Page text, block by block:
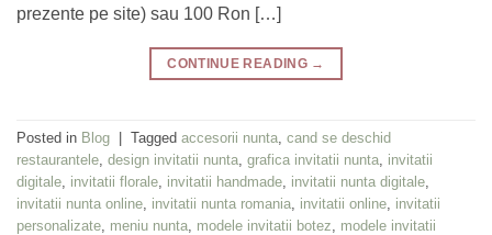
prezente pe site) sau 100 Ron […]
CONTINUE READING →
Posted in Blog Tagged accesorii nunta cand se deschid
restaurantele design invitatii nunta grafica invitatii nunta invitatii
digitale invitatii florale invitatii handmade invitatii nunta digitale
invitatii nunta online invitatii nunta romania invitatii online invitatii
personalizate meniu nunta modele invitatii botez
modele invitatii